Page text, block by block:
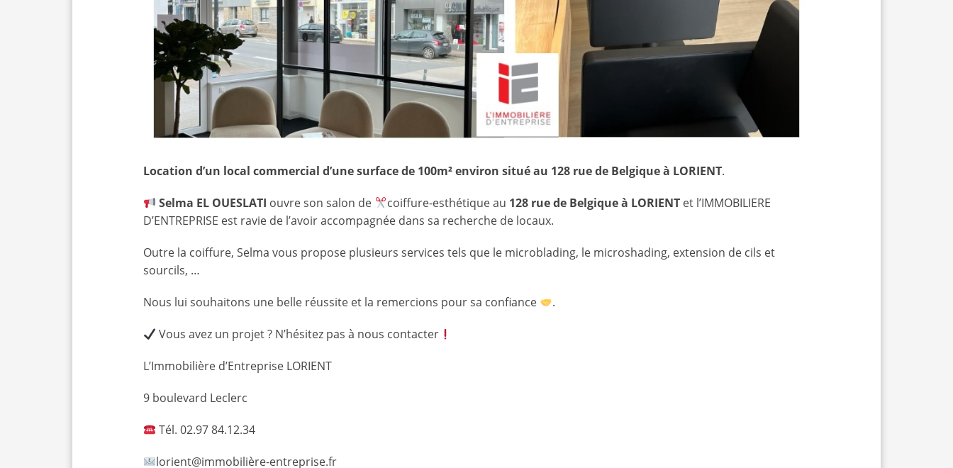
Location d’un local commercial d’une surface de 100m² environ situé au 128 rue de Belgique à LORIENT.
Selma EL OUESLATI ouvre son salon de coiffure-esthétique au 128 rue de Belgique à LORIENT et l’IMMOBILIERE
D’ENTREPRISE est ravie de l’avoir accompagnée dans sa recherche de locaux.
Outre la coiffure, Selma vous propose plusieurs services tels que le microblading, le microshading, extension de cils et
sourcils, …
Nous lui souhaitons une belle réussite et la remercions pour sa confiance .
Vous avez un projet ? N’hésitez pas à nous contacter
L’Immobilière d’Entreprise LORIENT
9 boulevard Leclerc
Tél. 02.97 84.12.34
lorient@immobilière-entreprise.fr